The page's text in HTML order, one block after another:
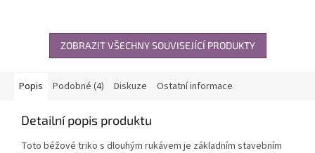
ZOBRAZIT VŠECHNY SOUVISEJÍCÍ PRODUKTY
Popis Podobné (4) Diskuze Ostatní informace
Detailní popis produktu
Toto béžové triko s dlouhým rukávem je základním stavebním